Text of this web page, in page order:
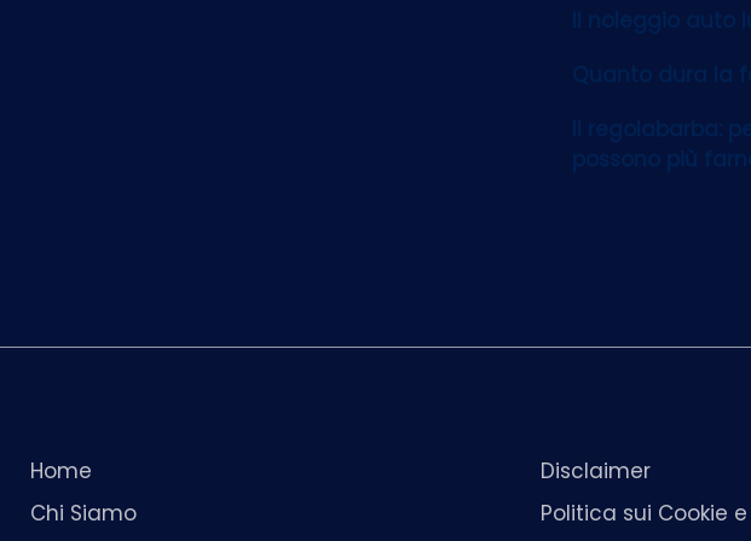
Il noleggio auto
Quanto dura la
Il regolabarba:
possono più
Home
Chi Siamo
Disclaimer
Politica sui Cookie